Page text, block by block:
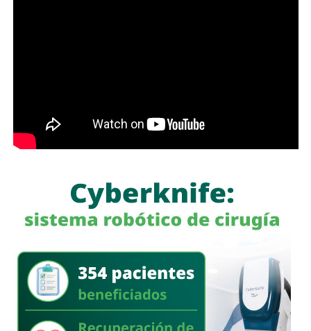
Porque tampoco en el video se ve nada claro, la verdad es
que no se define nada”, señaló.
declaraciones de la titular de la Fiscalía General del
Estado, quien habría señalado que el sitio donde
ocurrieron los hechos es un punto identificado por las
autoridades. Al respecto, cuestionó por qué ese lugar
no ha sido intervenido previamente